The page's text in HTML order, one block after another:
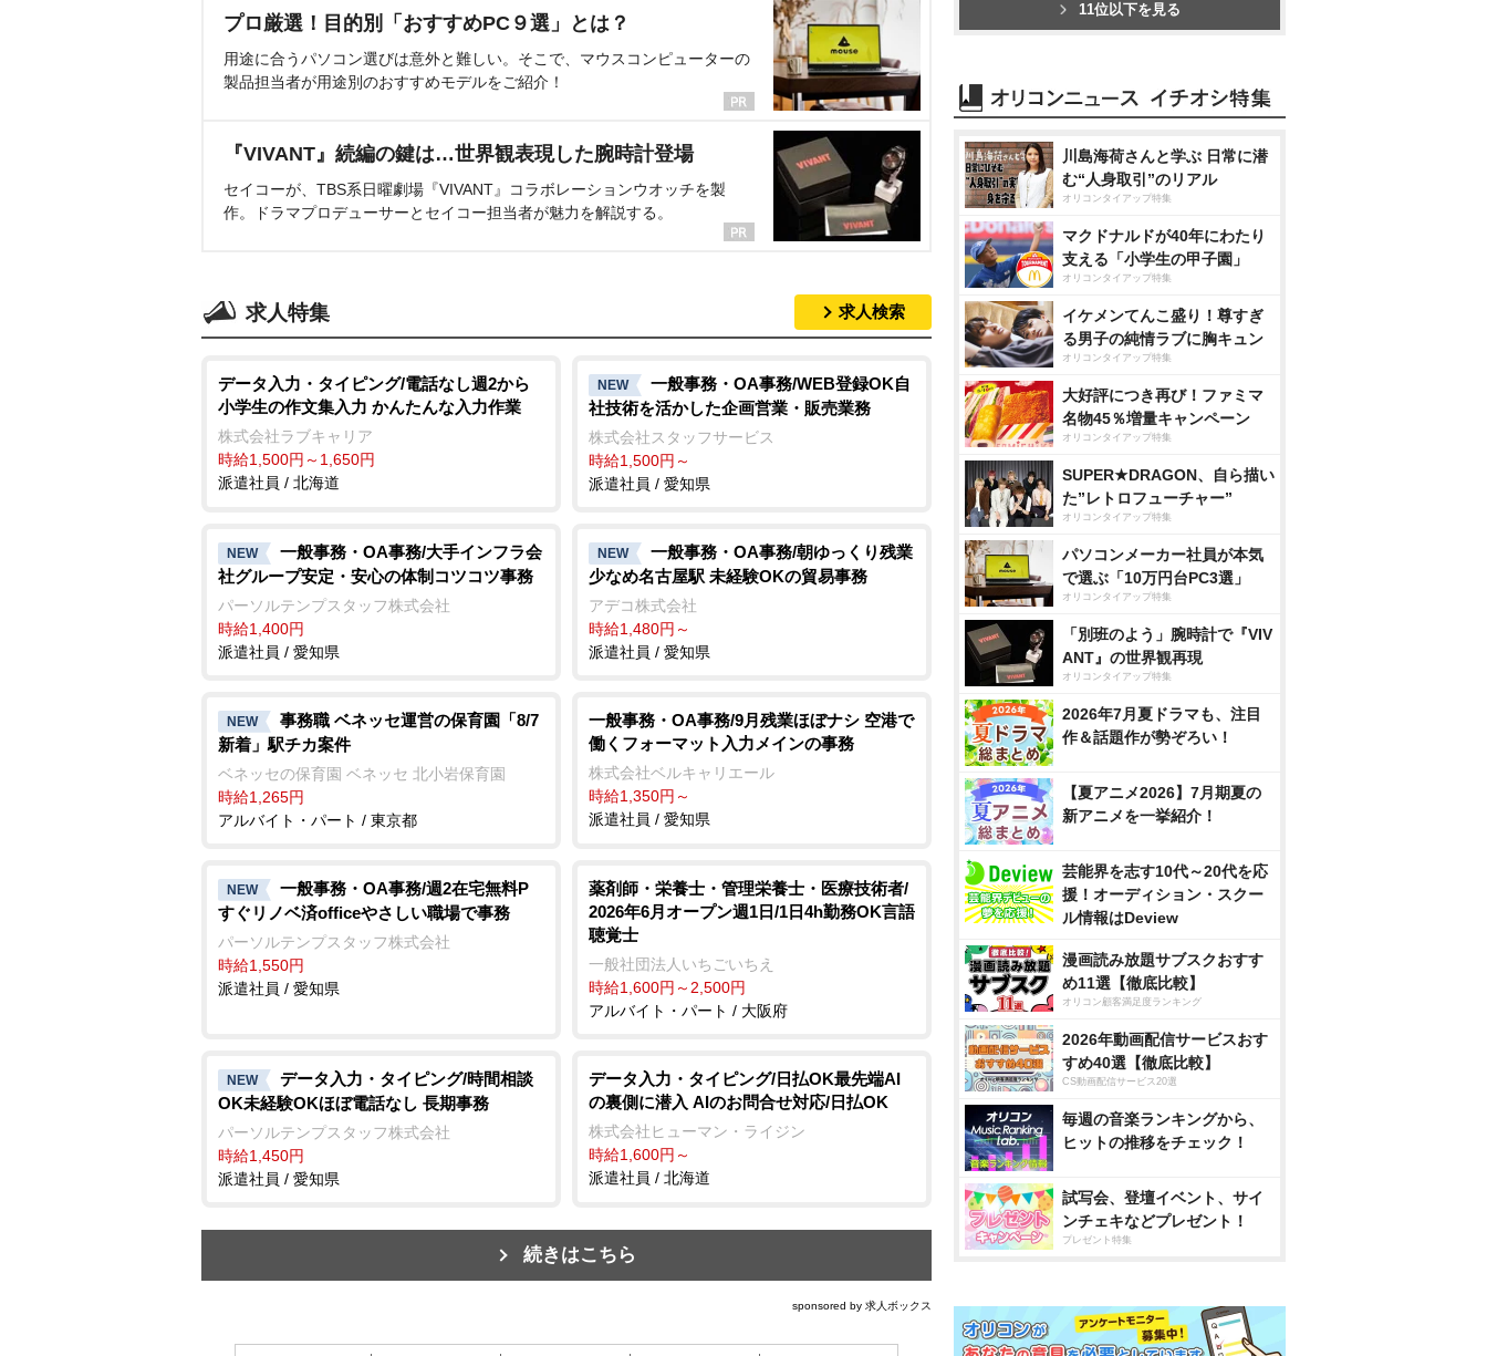
プロ厳選！目的別「おすすめPC９選」とは？
用途に合うパソコン選びは意外と難しい。そこで、マウスコンピューターの
製品担当者が用途別のおすすめモデルをご紹介！
『VIVANT』続編の鍵は…世界観表現した腕時計登場
セイコーが、TBS系日曜劇場『VIVANT』コラボレーションウオッチを製
作。ドラマプロデューサーとセイコー担当者が魅力を解説する。
求人特集 求人検索
データ入力・タイピング/電話なし週2から
小学生の作文集入力 かんたんな入力作業
株式会社ラブキャリア
時給1,500円～1,650円
派遣社員 / 北海道
NEW
一般事務・OA事務/WEB登録OK自
社技術を活かした企画営業・販売業務
株式会社スタッフサービス
時給1,500円～
派遣社員 / 愛知県
NEW
一般事務・OA事務/大手インフラ会
社グループ安定・安心の体制コツコツ事務
パーソルテンプスタッフ株式会社
時給1,400円
派遣社員 / 愛知県
NEW
一般事務・OA事務/朝ゆっくり残業
少なめ名古屋駅 未経験OKの貿易事務
アデコ株式会社
時給1,480円～
派遣社員 / 愛知県
NEW
事務職 ベネッセ運営の保育園「8/7
新着」駅チカ案件
ベネッセの保育園 ベネッセ 北小岩保育園
時給1,265円
アルバイト・パート / 東京都
一般事務・OA事務/9月残業ほぼナシ 空港で
働くフォーマット入力メインの事務
株式会社ベルキャリエール
時給1,350円～
派遣社員 / 愛知県
NEW
一般事務・OA事務/週2在宅無料P
すぐリノベ済officeやさしい職場で事務
パーソルテンプスタッフ株式会社
時給1,550円
派遣社員 / 愛知県
薬剤師・栄養士・管理栄養士・医療技術者/
2026年6月オープン週1日/1日4h勤務OK言語
聴覚士
一般社団法人いちごいちえ
時給1,600円～2,500円
アルバイト・パート / 大阪府
NEW
データ入力・タイピング/時間相談
OK未経験OKほぼ電話なし 長期事務
パーソルテンプスタッフ株式会社
時給1,450円
派遣社員 / 愛知県
データ入力・タイピング/日払OK最先端AI
の裏側に潜入 AIのお問合せ対応/日払OK
株式会社ヒューマン・ライジン
時給1,600円～
派遣社員 / 北海道
続きはこちら
sponsored by 求人ボックス
11位以下を見る
川島海荷さんと学ぶ 日常に潜
む“人身取引”のリアル
オリコンタイアップ特集
マクドナルドが40年にわたり
支える「小学生の甲子園」
オリコンタイアップ特集
イケメンてんこ盛り！尊すぎ
る男子の純情ラブに胸キュン
オリコンタイアップ特集
大好評につき再び！ファミマ
名物45％増量キャンペーン
オリコンタイアップ特集
SUPER★DRAGON、自ら描い
た”レトロフューチャー”
オリコンタイアップ特集
パソコンメーカー社員が本気
で選ぶ「10万円台PC3選」
オリコンタイアップ特集
「別班のよう」腕時計で『VIV
ANT』の世界観再現
オリコンタイアップ特集
2026年7月夏ドラマも、注目
作＆話題作が勢ぞろい！
【夏アニメ2026】7月期夏の
新アニメを一挙紹介！
芸能界を志す10代～20代を応
援！オーディション・スクー
ル情報はDeview
漫画読み放題サブスクおすす
め11選【徹底比較】
オリコン顧客満足度ランキング
2026年動画配信サービスおす
すめ40選【徹底比較】
CS動画配信サービス20選
毎週の音楽ランキングから、
ヒットの推移をチェック！
試写会、登壇イベント、サイ
ンチェキなどプレゼント！
プレゼント特集